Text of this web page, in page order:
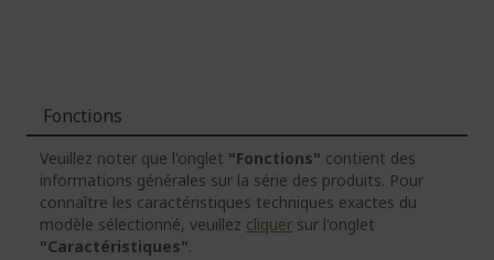
Fonctions
Veuillez noter que l'onglet "Fonctions" contient des
informations générales sur la série des produits. Pour
connaître les caractéristiques techniques exactes du
modèle sélectionné, veuillez cliquer sur l'onglet
"Caractéristiques".